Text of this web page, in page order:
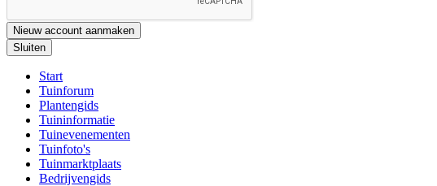
Nieuw account aanmaken
Sluiten
Start
Tuinforum
Plantengids
Tuininformatie
Tuinevenementen
Tuinfoto's
Tuinmarktplaats
Bedrijvengids